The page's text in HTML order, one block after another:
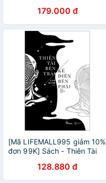
179.000 đ
[Mã LIFEMALL995 giảm 10%
đơn 99K] Sách - Thiên Tài
128.880 đ